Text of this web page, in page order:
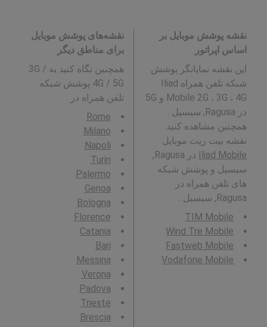
نقشه پوشش موبایل بر
اساس اپراتور
این نقشه نمایانگر پوشش
شبکه تلفن همراه Iliad
Mobile 2G ، 3G ، 4G و 5G
در Ragusa, سیسیل .
همچنین مشاهده کنید:
نقشه بیت ریت موبایل
Iliad Mobile
در Ragusa,
سیسیل و پوشش شبکه
های تلفن همراه در
Ragusa, سیسیل .
TIM Mobile
Wind Tre Mobile
Fastweb Mobile
Vodafone Mobile
نقشه‌های پوشش موبایل
برای مناطق دیگر
همچنین نگاه کنید به 3G /
4G / 5G پوشش شبکه
تلفن همراه در :
Rome
Milano
Napoli
Turin
Palermo
Genoa
Bologna
Florence
Catania
Bari
Messina
Verona
Padova
Trieste
Brescia